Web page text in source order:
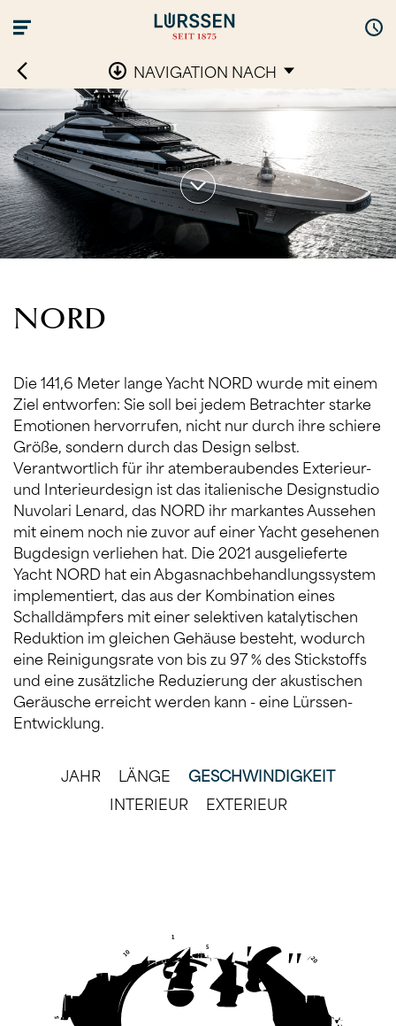
NAVIGATION NACH
NORD
Die 141,6 Meter lange Yacht NORD wurde mit einem
Ziel entworfen: Sie soll bei jedem Betrachter starke
Emotionen hervorrufen, nicht nur durch ihre schiere
Größe, sondern durch das Design selbst.
Verantwortlich für ihr atemberaubendes Exterieur-
und Interieurdesign ist das italienische Designstudio
Nuvolari Lenard, das NORD ihr markantes Aussehen
mit einem noch nie zuvor auf einer Yacht gesehenen
Bugdesign verliehen hat. Die 2021 ausgelieferte
Yacht NORD hat ein Abgasnachbehandlungssystem
implementiert, das aus der Kombination eines
Schalldämpfers mit einer selektiven katalytischen
Reduktion im gleichen Gehäuse besteht, wodurch
eine Reinigungsrate von bis zu 97 % des Stickstoffs
und eine zusätzliche Reduzierung der akustischen
Geräusche erreicht werden kann - eine Lürssen-
Entwicklung.
JAHR LÄNGE
GESCHWINDIGKEIT
INTERIEUR
EXTERIEUR